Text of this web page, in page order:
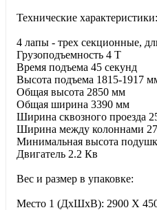
Технические характеристики:
4 лапы - трех секционные,
Грузоподъемность 4 T
Время подъема 45 секунд
Высота подъема 1815-1917
Общая высота 2850 мм
Общая ширина 3390 мм
Ширина сквозного проезда
Ширина между колоннами
Минимальная высота
Двигатель 2.2 Кв
Вес и размер в упаковке:
Место 1 (ДхШхВ): 2900 X